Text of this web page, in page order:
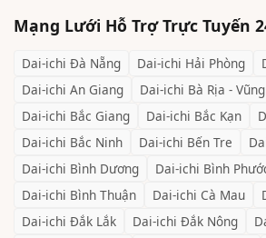
Mạng Lưới Hỗ Trợ Trực Tuyến
Dai-ichi Đà Nẵng Dai-ichi Hải Phòng
Dai-ichi An Giang Dai-ichi Bà Rịa -
Dai-ichi Bắc Giang Dai-ichi Bắc Kạn
Dai-ichi Bắc Ninh Dai-ichi Bến Tre
Dai-ichi Bình Dương Dai-ichi Bình
Dai-ichi Bình Thuận Dai-ichi Cà Mau
Dai-ichi Đắk Lắk Dai-ichi Đắk Nông